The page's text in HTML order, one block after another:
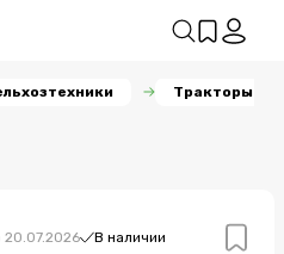
Тракторы
20.07.2026 В наличии